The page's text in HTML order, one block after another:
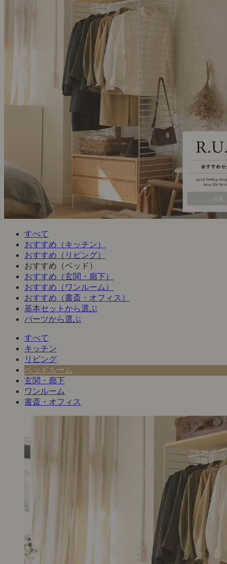
すべて
おすすめ（キッチン）
おすすめ（リビング）
おすすめ（ベッド）
おすすめ（玄関・廊下）
おすすめ（ワンルーム）
おすすめ（書斎・オフィス）
基本セットから選ぶ
パーツから選ぶ
すべて
キッチン
リビング
ベッドルーム
玄関・廊下
ワンルーム
書斎・オフィス